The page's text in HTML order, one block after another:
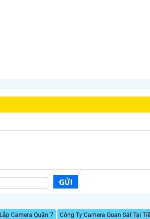
Lắp Camera Quận 7 Công Ty Camera Quan Sát Tại